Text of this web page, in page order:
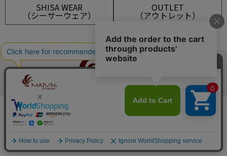
SHISA WEAR
（シーサーウェア）
OUTLET
（アウトレット）
マイアカウント メルマガ登録
新規会員登録 ログイン
会員は935ポイント付与！
¥18,700税込